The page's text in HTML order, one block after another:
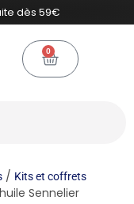
dès 59€
0
/ Kits et coffrets
Sennelier